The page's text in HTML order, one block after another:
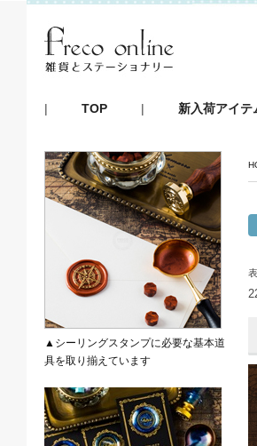
TOP 新入荷アイテ
▲シーリングスタンプに必要な基本道
具を取り揃えています